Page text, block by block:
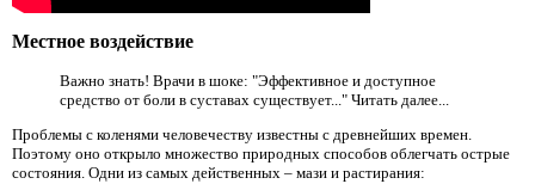
Местное воздействие
Важно знать! Врачи в шоке: "Эффективное и доступное
средство от боли в суставах существует..." Читать далее...
Проблемы с коленями человечеству известны с древнейших времен.
Поэтому оно открыло множество природных способов облегчать острые
состояния. Одни из самых действенных – мази и растирания: